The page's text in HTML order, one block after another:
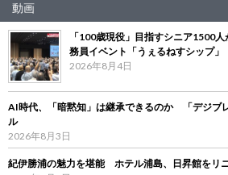
動画
「100歳現役」目指すシニア1500
務員イベント「うぇるねすシップ」
2026年8月4日
AI時代、「暗黙知」は継承できるのか 「デジブ
ル
2026年8月3日
紀伊勝浦の魅力を堪能 ホテル浦島、日昇館をリ